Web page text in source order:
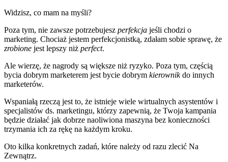
Widzisz, co mam na myśli?
Poza tym, nie zawsze potrzebujesz perfekcja jeśli chodzi o
marketing. Chociaż jestem perfekcjonistką, zdałam sobie sprawę, że
zrobione jest lepszy niż perfect.
Ale wierzę, że nagrody są większe niż ryzyko. Poza tym, częścią
bycia dobrym marketerem jest bycie dobrym kierownikdo innych
marketerów.
Wspaniałą rzeczą jest to, że istnieje wiele wirtualnych asystentów i
specjalistów ds. marketingu, którzy zapewnią, że Twoja kampania
będzie działać jak dobrze naoliwiona maszyna bez konieczności
trzymania ich za rękę na każdym kroku.
Oto kilka konkretnych zadań, które należy od razu zlecić Na
Zewnątrz.